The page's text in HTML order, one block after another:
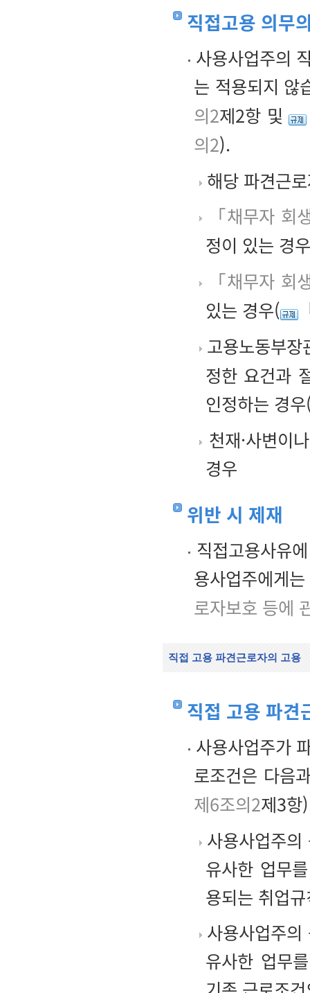
직접고용 의무
사용사업주의
는 적용되지 않
의2제2항 및
의2).
해당 파견근
「채무자
정이 있는 경
「채무자
있는 경우(
고용노동부
정한 요건과
인정하는 경
천재·사변이
경우
위반 시 제재
직접고용사유
용사업주에게
로자보호 등에
직접 고용 파견근로자의 고용
직접 고용 파견
사용사업주가
로조건은 다음
제6조의2제3항
사용사업주
유사한 업무
용되는 취업
사용사업주
유사한 업무